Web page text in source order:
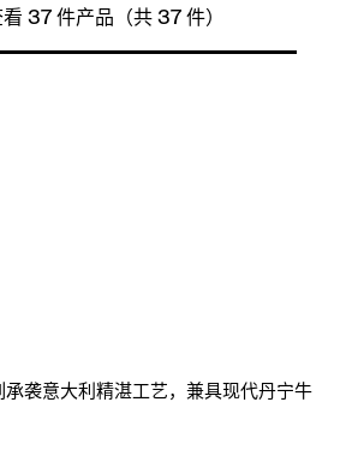
37 件产品（共 37 件）
袭意大利精湛工艺，兼具现代丹宁牛